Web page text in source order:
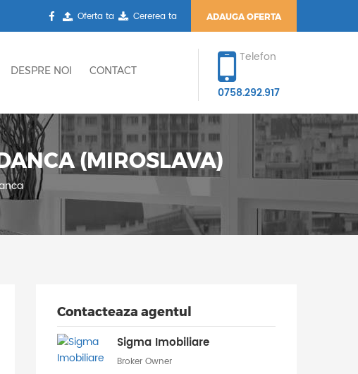
ADAUGA OFERTA
Oferta ta Cererea ta
DESPRE NOI CONTACT
Telefon
0758.292.917
(MIROSLAVA)
Contacteaza agentul
Sigma Imobiliare
Broker Owner